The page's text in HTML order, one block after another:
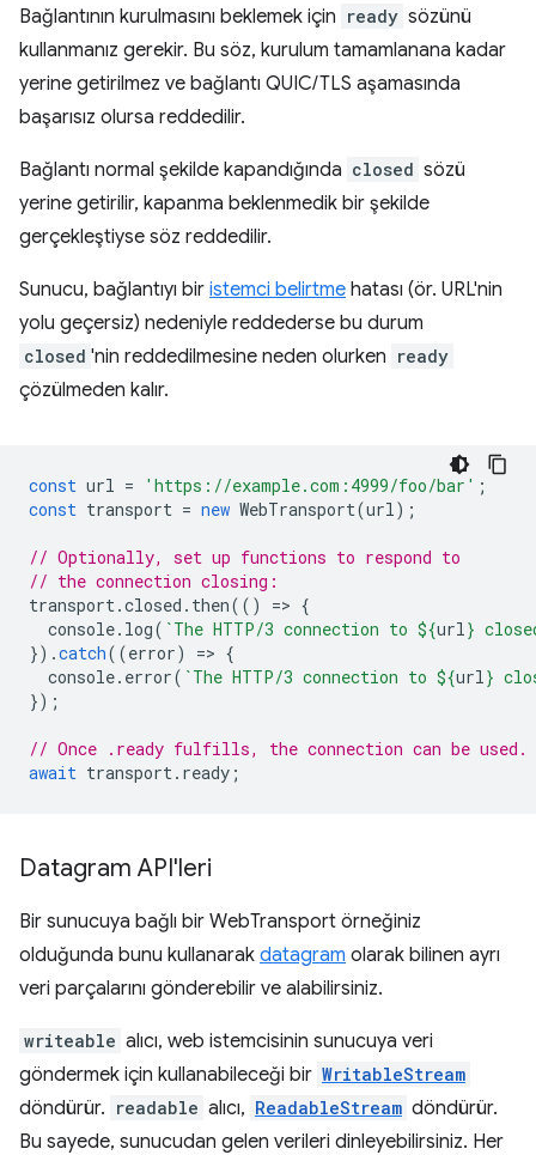
Bağlantının kurulmasını beklemek için ready sözünü
kullanmanız gerekir. Bu söz, kurulum tamamlanana kadar
yerine getirilmez ve bağlantı QUIC/TLS aşamasında
başarısız olursa reddedilir.
Bağlantı normal şekilde kapandığında closed sözü
yerine getirilir, kapanma beklenmedik bir şekilde
gerçekleştiyse söz reddedilir.
Sunucu, bağlantıyı bir istemci belirtme hatası (ör. URL'nin
yolu geçersiz) nedeniyle reddederse bu durum
closed 'nin reddedilmesine neden olurken ready
çözülmeden kalır.
const url = 'https://example.com:4999/foo/bar' ;
const transport = new WebTransport(url);
// Optionally, set up functions to respond to
// the connection closing:
transport.closed . then(() => {
console. log( `The HTTP/3 connection to ${url}
}).catch((error) => {
console. error( `The HTTP/3 connection to ${url}
});
// Once .ready fulfills, the connection can be used.
await transport. ready ;
Datagram API'leri
Bir sunucuya bağlı bir WebTransport örneğiniz
olduğunda bunu kullanarak datagram olarak bilinen ayrı
veri parçalarını gönderebilir ve alabilirsiniz.
writeable alıcı, web istemcisinin sunucuya veri
göndermek için kullanabileceği bir WritableStream
döndürür. readable alıcı, ReadableStream döndürür.
Bu sayede, sunucudan gelen verileri dinleyebilirsiniz. Her